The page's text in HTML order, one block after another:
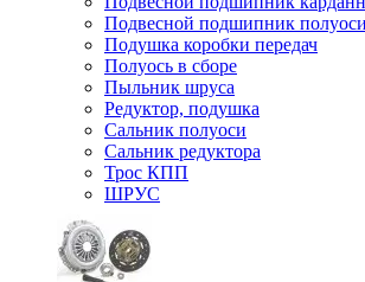
Подвесной подшипник
Подушка коробки передач
Полуось в сборе
Пыльник шруса
Редуктор, подушка
Сальник полуоси
Сальник редуктора
Трос КПП
ШРУС